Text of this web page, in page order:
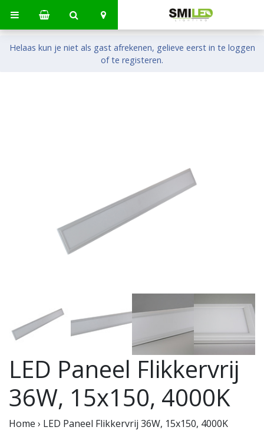
Helaas kun je niet als gast afrekenen, gelieve eerst in te loggen
of te registeren.
LED Paneel Flikkervrij
36W, 15x150, 4000K
Home › LED Paneel Flikkervrij 36W, 15x150, 4000K